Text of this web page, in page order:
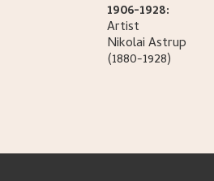
1906-1928:
Artist
NikolaiAstrup
(1880-1928)